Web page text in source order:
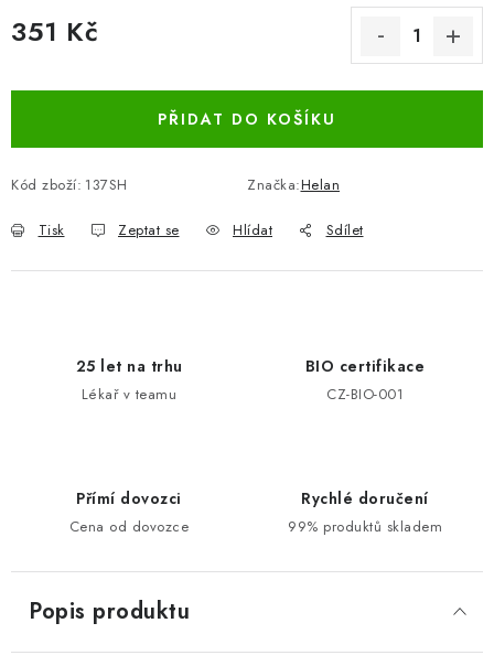
351 Kč
PŘIDAT DO KOŠÍKU
Kód zboží: 137SH Značka:Helan
Tisk Zeptat se Hlídat Sdílet
25 let na trhu
Lékař v teamu
BIO certifikace
CZ-BIO-001
Přímí dovozci
Cena od dovozce
Rychlé doručení
99% produktů skladem
Popis produktu